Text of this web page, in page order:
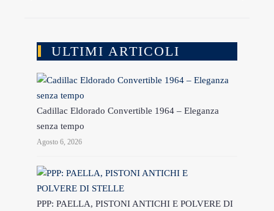
ULTIMI ARTICOLI
Cadillac Eldorado Convertible 1964 – Eleganza
senza tempo
Agosto 6, 2026
PPP: PAELLA, PISTONI ANTICHI E POLVERE DI